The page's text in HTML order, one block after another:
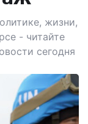
жизни,
- читайте
сегодня